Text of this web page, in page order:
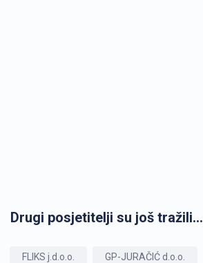
Drugi posjetitelji su još tražili...
FLIKS j.d.o.o. GP-JURAČIĆ d.o.o.